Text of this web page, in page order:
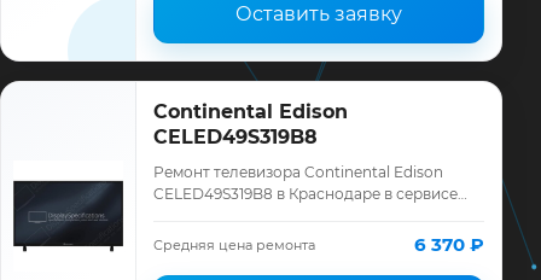
Оставить заявку
Continental Edison
CELED49S319B8
Ремонт телевизора Continental Edison
CELED49S319B8 в Краснодаре в сервисе
Continental Edison, смета до ремонта,
Средняя цена ремонта 6 370 ₽